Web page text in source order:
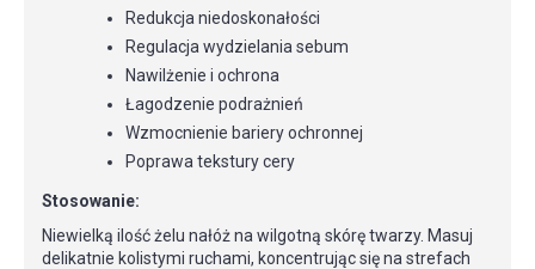
Redukcja niedoskonałości
Regulacja wydzielania sebum
Nawilżenie i ochrona
Łagodzenie podrażnień
Wzmocnienie bariery ochronnej
Poprawa tekstury cery
Stosowanie:
Niewielką ilość żelu nałóż na wilgotną skórę twarzy. Masuj
delikatnie kolistymi ruchami, koncentrując się na strefach